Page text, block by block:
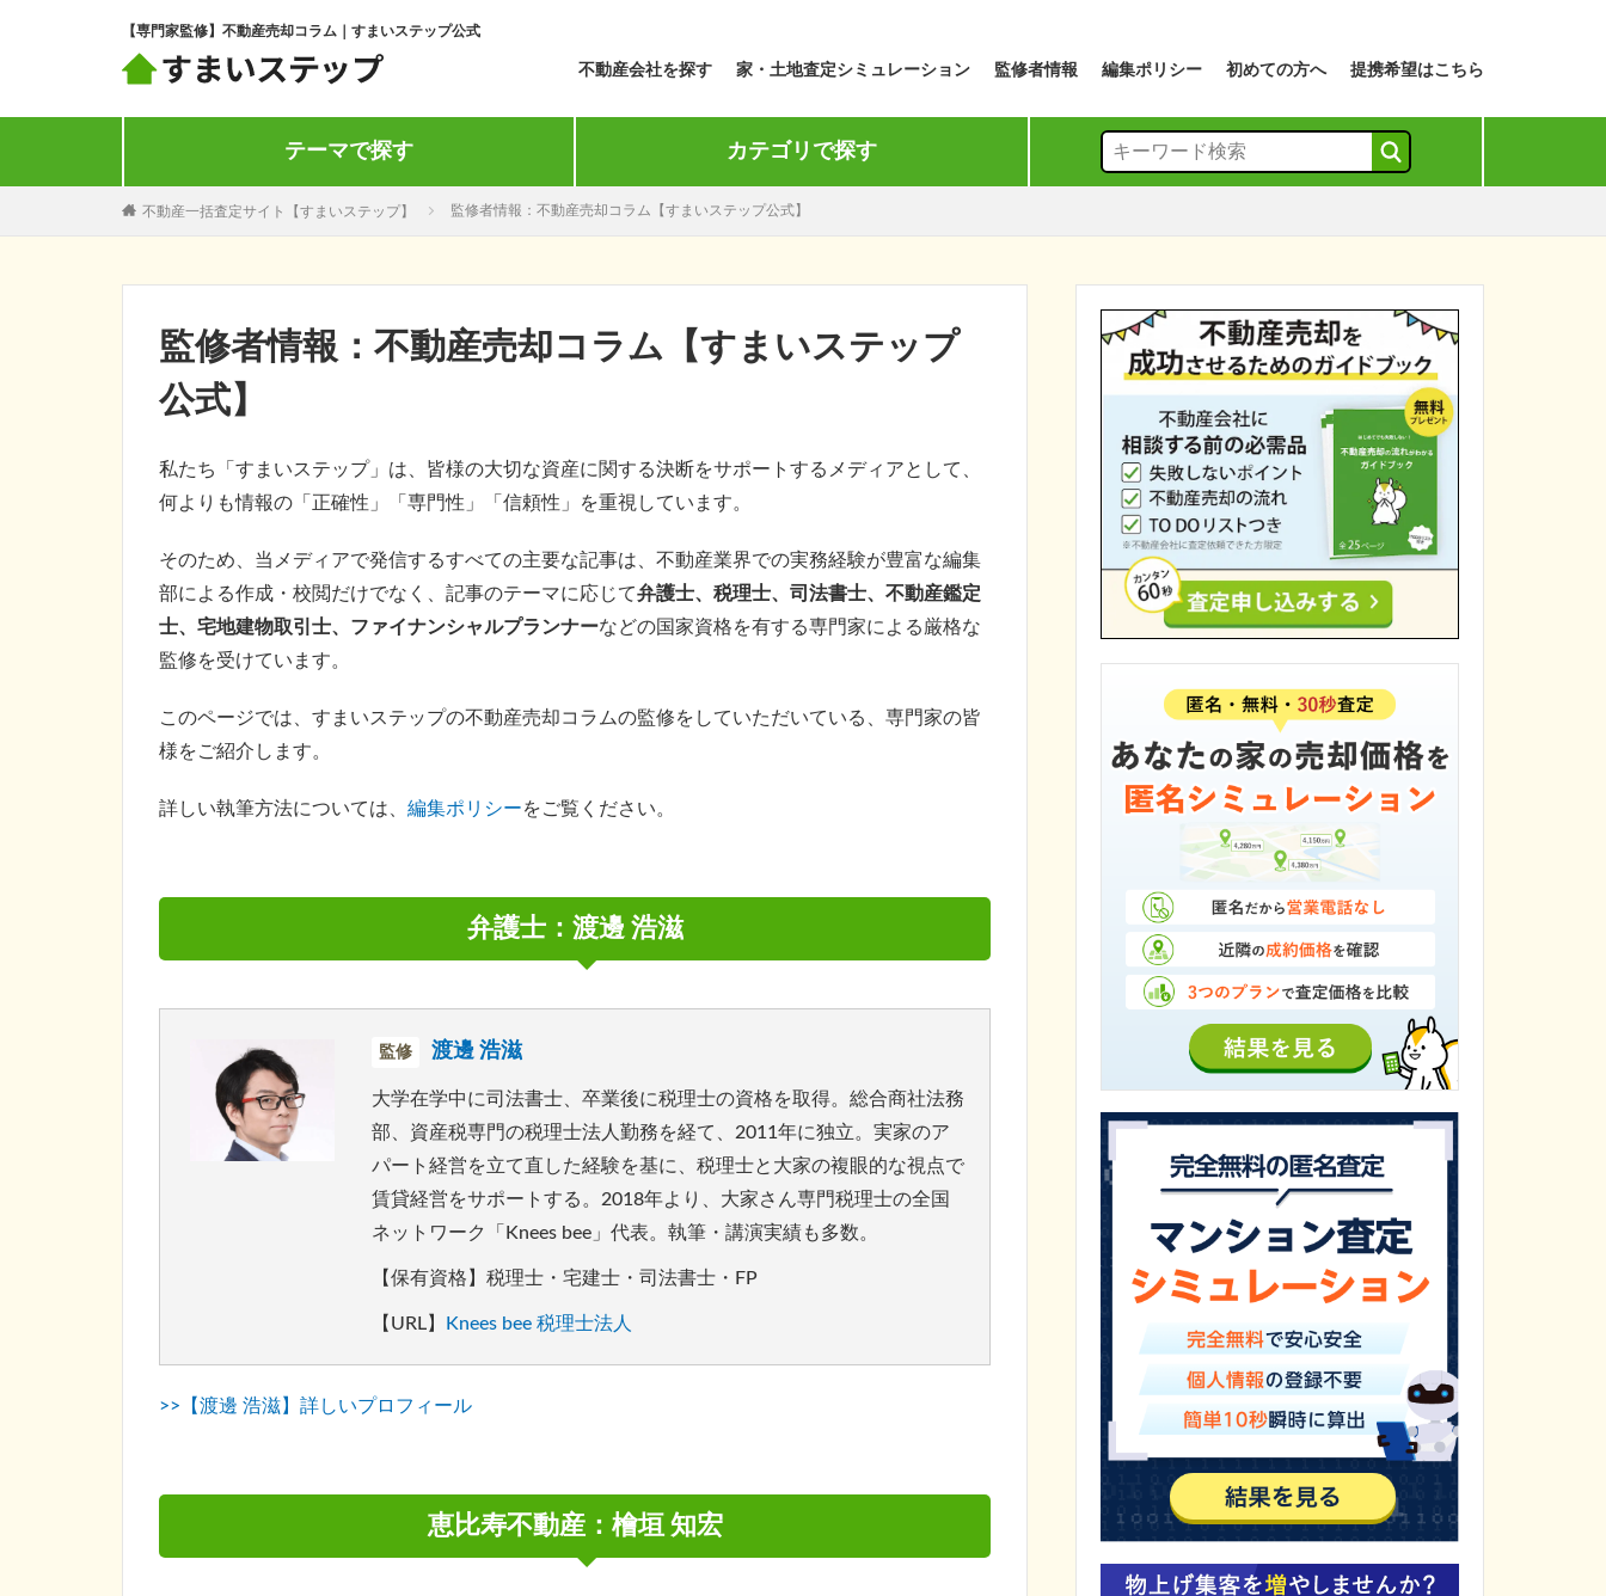
【専門家監修】不動産売却コラム｜すまいステップ公式
不動産会社を探す 家・土地査定シミュレーション 監修者情報 編集ポリシー 初めての方へ 提携希望はこちら
テーマで探す カテゴリで探す
不動産一括査定サイト【すまいステップ】 監修者情報：不動産売却コラム【すまいステップ公式】
監修者情報：不動産売却コラム【すまいステップ
公式】
私たち「すまいステップ」は、皆様の大切な資産に関する決断をサポートするメディアとして、
何よりも情報の「正確性」「専門性」「信頼性」を重視しています。
そのため、当メディアで発信するすべての主要な記事は、不動産業界での実務経験が豊富な編集
部による作成・校閲だけでなく、記事のテーマに応じて弁護士、税理士、司法書士、不動産鑑定
士、宅地建物取引士、ファイナンシャルプランナーなどの国家資格を有する専門家による厳格な
監修を受けています。
このページでは、すまいステップの不動産売却コラムの監修をしていただいている、専門家の皆
様をご紹介します。
詳しい執筆方法については、 編集ポリシーをご覧ください。
弁護士：渡邊 浩滋
監修 渡邊 浩滋
大学在学中に司法書士、卒業後に税理士の資格を取得。総合商社法務
部、資産税専門の税理士法人勤務を経て、2011年に独立。実家のア
パート経営を立て直した経験を基に、税理士と大家の複眼的な視点で
賃貸経営をサポートする。2018年より、大家さん専門税理士の全国
ネットワーク「Knees bee」代表。執筆・講演実績も多数。
【保有資格】税理士・宅建士・司法書士・FP
【URL】 Knees bee 税理士法人
>>【渡邊 浩滋】詳しいプロフィール
恵比寿不動産：檜垣 知宏